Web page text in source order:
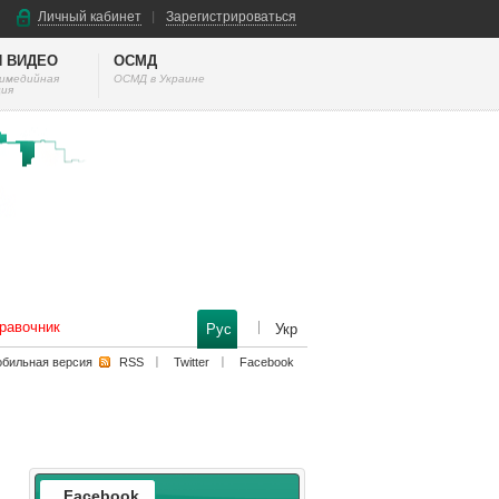
Личный кабинет Зарегистрироваться
ВИДЕО ОСМД
ОСМД в Украине
Рус Укр
версия RSS Twitter Facebook